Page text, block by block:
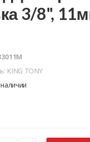
3/8",
KING TONY